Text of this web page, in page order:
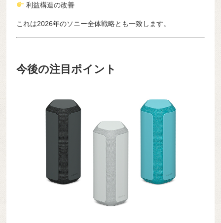
利益構造の改善
これは2026年のソニー全体戦略とも一致します。
今後の注目ポイント